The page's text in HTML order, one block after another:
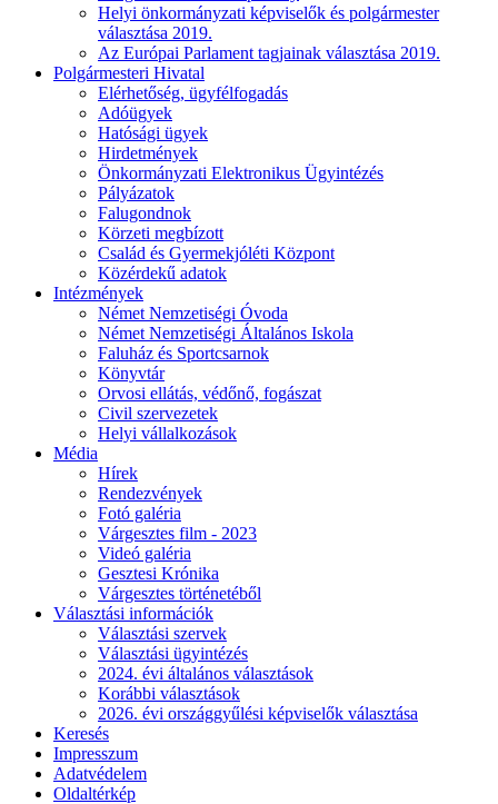
Helyi önkormányzati képviselők és polgármester
választása 2019.
Az Európai Parlament tagjainak választása 2019.
Polgármesteri Hivatal
Elérhetőség, ügyfélfogadás
Adóügyek
Hatósági ügyek
Hirdetmények
Önkormányzati Elektronikus Ügyintézés
Pályázatok
Falugondnok
Körzeti megbízott
Család és Gyermekjóléti Központ
Közérdekű adatok
Intézmények
Német Nemzetiségi Óvoda
Német Nemzetiségi Általános Iskola
Faluház és Sportcsarnok
Könyvtár
Orvosi ellátás, védőnő, fogászat
Civil szervezetek
Helyi vállalkozások
Média
Hírek
Rendezvények
Fotó galéria
Várgesztes film - 2023
Videó galéria
Gesztesi Krónika
Várgesztes történetéből
Választási információk
Választási szervek
Választási ügyintézés
2024. évi általános választások
Korábbi választások
2026. évi országgyűlési képviselők választása
Keresés
Impresszum
Adatvédelem
Oldaltérkép